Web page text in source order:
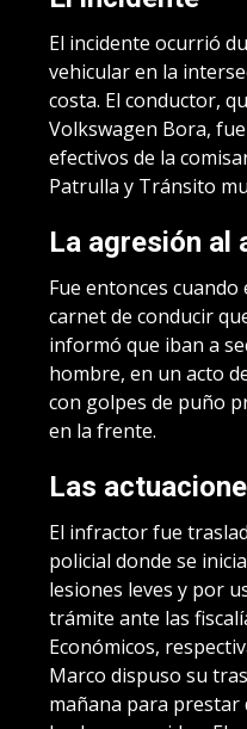
El incidente ocurrió
vehicular en la
costa. El conductor,
Volkswagen Bora,
efectivos de la
Patrulla y Tránsito
La agresión al
Fue entonces
carnet de conducir
informó que iban a
hombre, en un acto
con golpes de puño
en la frente.
Las
El infractor fue
policial donde se
lesiones leves y por
trámite ante las
Económicos,
Marco dispuso su
mañana para prestar